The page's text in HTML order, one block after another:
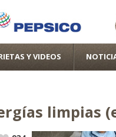
Y VIDEOS
limpias